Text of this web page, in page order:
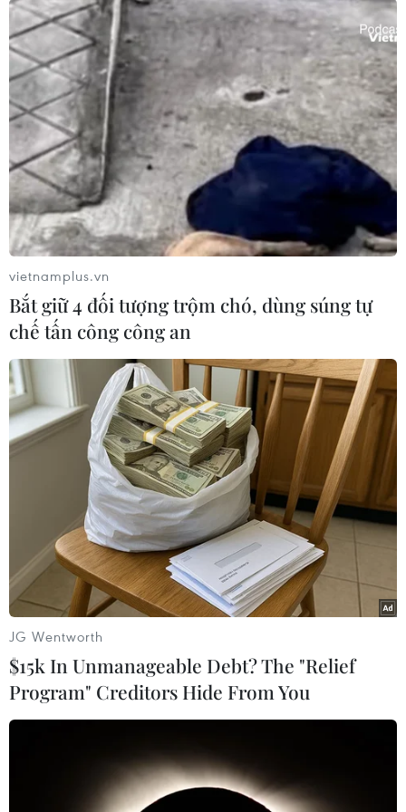
định và đạt gần 10 tỷ USD vào năm 2022./.
(TTXVN/Vietnam+)
#Kim ngạch thương mại
#máy bay không người lái
#Tổng thống Thổ Nhĩ Kỳ
#World Cup
Ai Cập
Thổ Nhĩ Kỳ
Theo dõi VietnamPlus
TẾT NGUYÊN ĐÁN GIÁP THÌN 2024
Khai hội Tây Thiên ở Vĩnh Phúc: Hành trình 'đến
HDBank tiếp tục nối những nhịp cầu yêu thương
vietnamplus.vn
Bắt giữ 4 đối tượng trộm chó, dùng súng tự
chế tấn công công an
JG Wentworth
$15k In Unmanageable Debt? The "Relief
Program" Creditors Hide From You